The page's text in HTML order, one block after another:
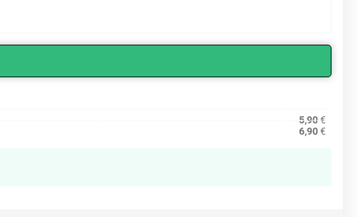
5,90€
6,90€